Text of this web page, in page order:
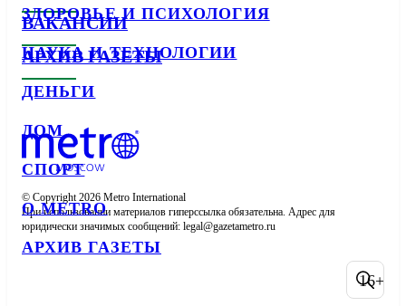
ЗДОРОВЬЕ И ПСИХОЛОГИЯ
НАУКА И ТЕХНОЛОГИИ
ДЕНЬГИ
ДОМ
СПОРТ
О METRO
АРХИВ ГАЗЕТЫ
ВАКАНСИИ
АРХИВ ГАЗЕТЫ
© Copyright 2026 Metro International
При использовании материалов гиперссылка обязательна. Адрес для
юридически значимых сообщений:
16+